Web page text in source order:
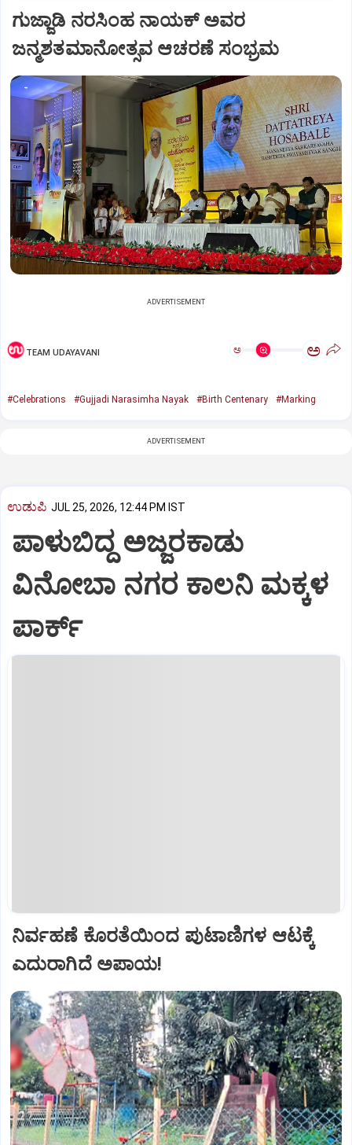
ಗುಜ್ಜಾಡಿ ನರಸಿಂಹ ನಾಯಕ್‌ ಅವರ
ಜನ್ಮಶತಮಾನೋತ್ಸವ ಆಚರಣೆ ಸಂಭ್ರಮ
ADVERTISEMENT
TEAM UDAYAVANI ಅ ಅ
#Celebrations #Gujjadi Narasimha Nayak #Birth Centenary #Marking
ADVERTISEMENT
ಉಡುಪಿ JUL 25, 2026, 12:44 PM IST
ಪಾಳುಬಿದ್ದ ಅಜ್ಜರಕಾಡು
ವಿನೋಬಾ ನಗರ ಕಾಲನಿ ಮಕ್ಕಳ
ಪಾರ್ಕ್‌
ನಿರ್ವಹಣೆ ಕೊರತೆಯಿಂದ ಪುಟಾಣಿಗಳ ಆಟಕ್ಕೆ
ಎದುರಾಗಿದೆ ಅಪಾಯ!